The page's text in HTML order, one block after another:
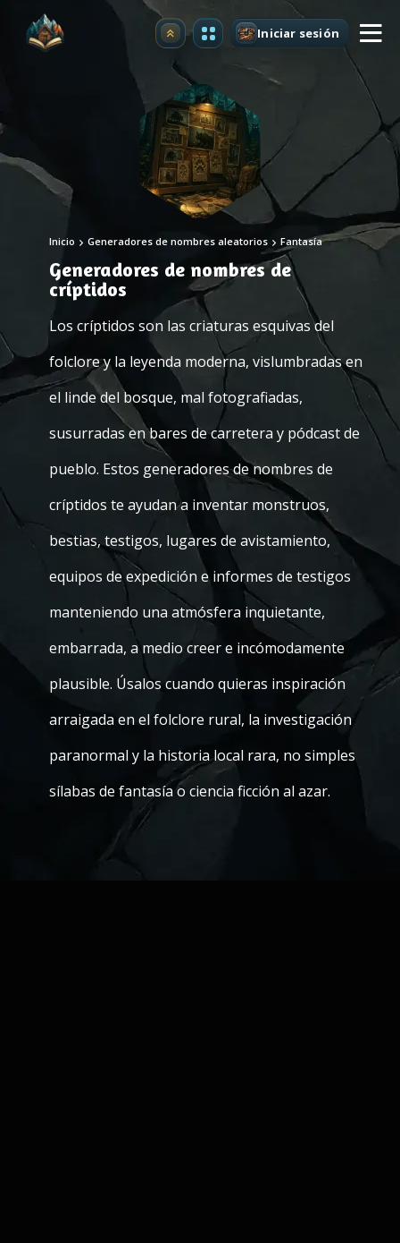
Mejorar Iniciar sesión
Inicio Generadores de nombres aleatorios Fantasía
Generadores de nombres de
críptidos
Los críptidos son las criaturas esquivas del
folclore y la leyenda moderna, vislumbradas en
el linde del bosque, mal fotografiadas,
susurradas en bares de carretera y pódcast de
pueblo. Estos generadores de nombres de
críptidos te ayudan a inventar monstruos,
bestias, testigos, lugares de avistamiento,
equipos de expedición e informes de testigos
manteniendo una atmósfera inquietante,
embarrada, a medio creer e incómodamente
plausible. Úsalos cuando quieras inspiración
arraigada en el folclore rural, la investigación
paranormal y la historia local rara, no simples
sílabas de fantasía o ciencia ficción al azar.